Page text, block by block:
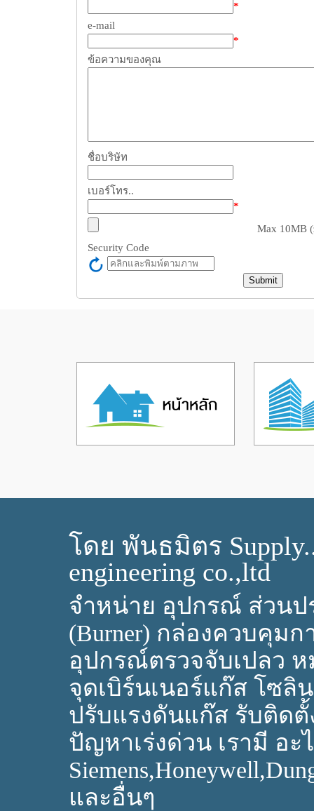
*
e-mail
*
ข้อความของคุณ
ชื่อบริษัท
เบอร์โทร..
*
Max 10MB
Security Code
โดย พันธมิตร
engineering co.,ltd
จำหน่าย อุปกรณ์ ส่วนป
(Burner) กล่องควบคุมก
อุปกรณ์ตรวจจับเปลว
จุดเบิร์นเนอร์แก๊ส โซลิ
ปรับแรงดันแก๊ส รับติด
ปัญหาเร่งด่วน เรามี อ
และอื่นๆ